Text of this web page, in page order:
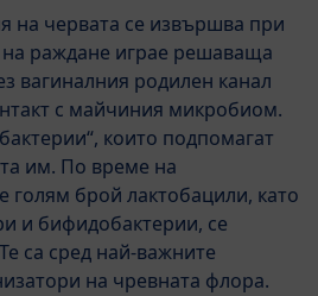
на червата се извършва при
раждане играе решаваща
вагиналния родилен канал
с майчиния микробиом.
които подпомагат
им. По време на
голям брой лактобацили, като
и бифидобактерии, се
са сред най-важните
на чревната флора.